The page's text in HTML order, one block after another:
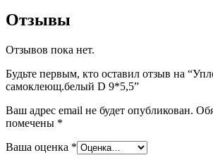
Отзывы
Отзывов пока нет.
Будьте первым, кто оставил отзыв на
самоклеющ.белый D 9*5,5”
Ваш адрес email не будет опубликован.
помечены *
Ваша оценка *